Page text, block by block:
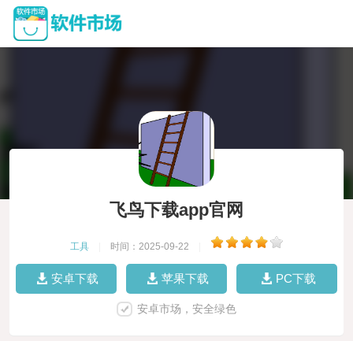
飞鸟下载app官网
工具 时间：2025-09-22
安卓下载 苹果下载 PC下载
安卓市场，安全绿色